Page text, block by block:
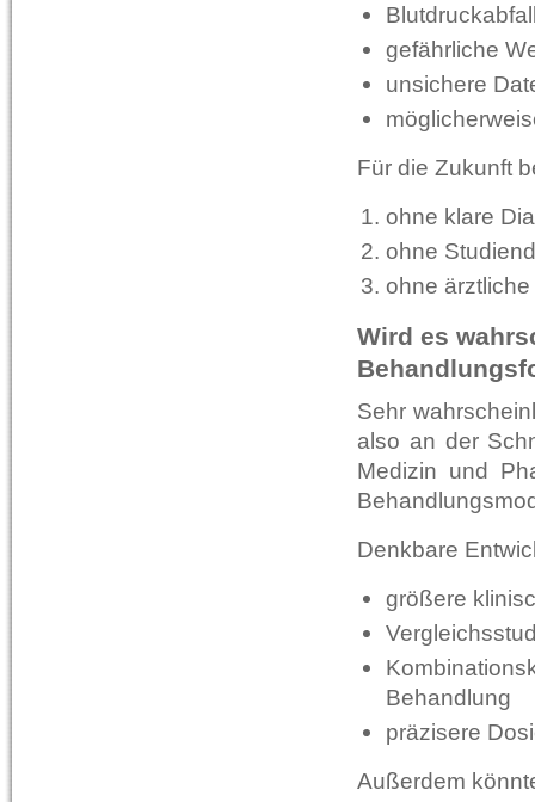
gefährliche
unsichere
Für die Zukunft
ohne klare
ohne
ohne
Wird es
Sehr
also an der
Medizin und
Denkbare
größere
Behandlung
präzisere
Außerdem